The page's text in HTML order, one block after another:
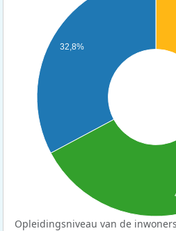
32,8%
Opleidingsniveau van de